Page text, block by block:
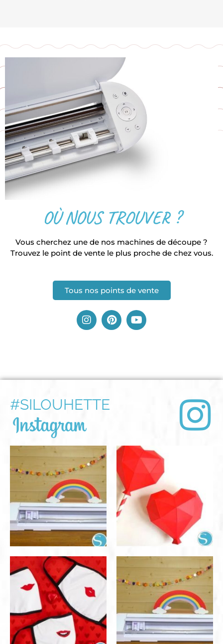
OÙ NOUS TROUVER ?
Vous cherchez une de nos machines de découpe ?
Trouvez le point de vente le plus proche de chez vous.
Tous nos points de vente
#SILOUHETTE